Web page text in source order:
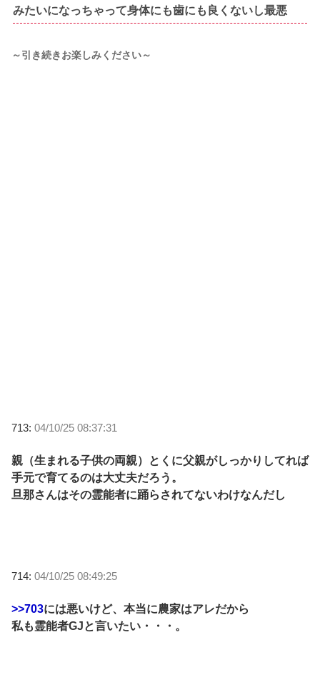
みたいになっちゃって身体にも歯にも良くないし最悪
～引き続きお楽しみください～
713: 04/10/25 08:37:31
親（生まれる子供の両親）とくに父親がしっかりしてれば
手元で育てるのは大丈夫だろう。
旦那さんはその霊能者に踊らされてないわけなんだし
714: 04/10/25 08:49:25
>>703には悪いけど、本当に農家はアレだから
私も霊能者GJと言いたい・・・。